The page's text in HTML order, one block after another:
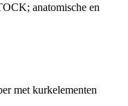
anatomische en
met kurkelementen